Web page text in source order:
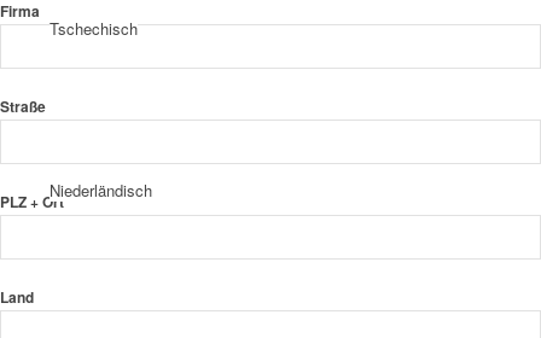
Tschechisch
Niederländisch
Firma
Straße
PLZ + Ort
Land